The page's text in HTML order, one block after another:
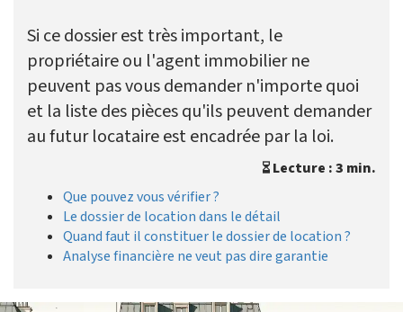
Si ce dossier est très important, le
propriétaire ou l'agent immobilier ne
peuvent pas vous demander n'importe quoi
et la liste des pièces qu'ils peuvent demander
au futur locataire est encadrée par la loi.
Lecture : 3 min.
Que pouvez vous vérifier ?
Le dossier de location dans le détail
Quand faut il constituer le dossier de location ?
Analyse financière ne veut pas dire garantie